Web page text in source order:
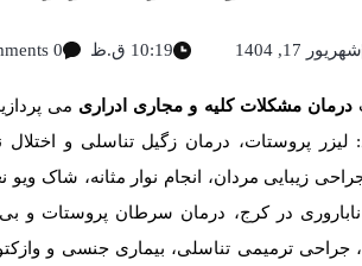
شهریور 17, 1404 10:19 ق.ظ 0 comments
درمان مشکلات کلیه و مجاری ادراری می
لیزر پروستات، درمان زگیل تناسلی و
زیبایی مردان، انجام نوار مثانه، شاک
در کرج، درمان سرطان پروستات و
جراحی ترمیمی تناسلی، بیماری جنسی و